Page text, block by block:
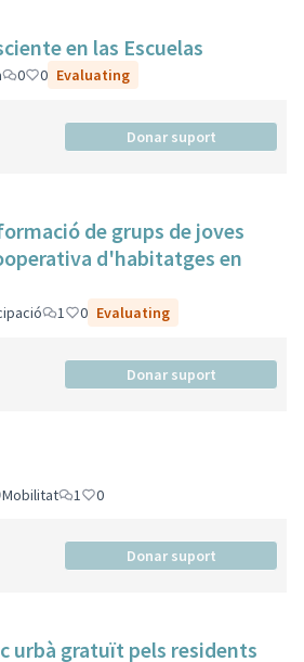
en las Escuelas
0 0 Evaluating
Donar suport
de grups de joves
d'habitatges en
1 0 Evaluating
Donar suport
Mobilitat 1 0
Donar suport
urbà gratuït pels residents